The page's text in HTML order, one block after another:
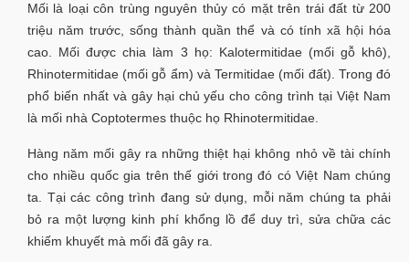
Mối là loại côn trùng nguyên thủy có mặt trên trái đất từ 200
triệu năm trước, sống thành quần thể và có tính xã hội hóa
cao. Mối được chia làm 3 họ: Kalotermitidae (mối gỗ khô),
Rhinotermitidae (mối gỗ ẩm) và Termitidae (mối đất). Trong đó
phổ biến nhất và gây hại chủ yếu cho công trình tại Việt Nam
là mối nhà Coptotermes thuộc họ Rhinotermitidae.
Hàng năm mối gây ra những thiệt hại không nhỏ về tài chính
cho nhiều quốc gia trên thế giới trong đó có Việt Nam chúng
ta. Tại các công trình đang sử dụng, mỗi năm chúng ta phải
bỏ ra một lượng kinh phí khổng lồ để duy trì, sửa chữa các
khiếm khuyết mà mối đã gây ra.